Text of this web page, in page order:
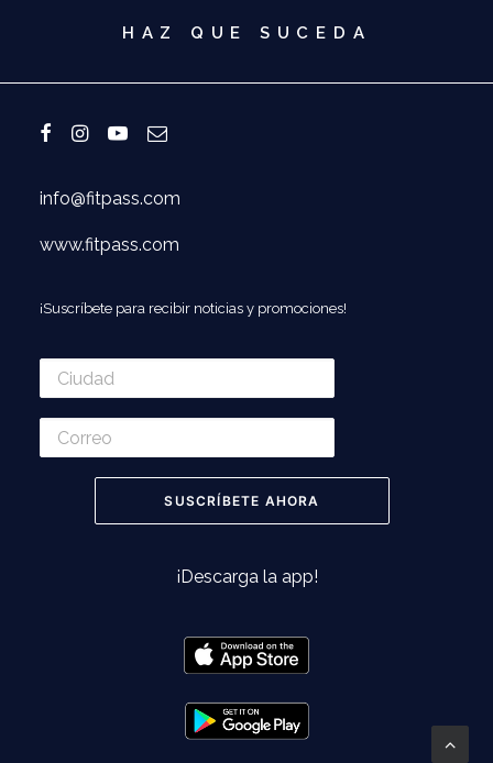
HAZ QUE SUCEDA
info@fitpass.com
www.fitpass.com
¡Suscríbete para recibir noticias y promociones!
¡Descarga la app!